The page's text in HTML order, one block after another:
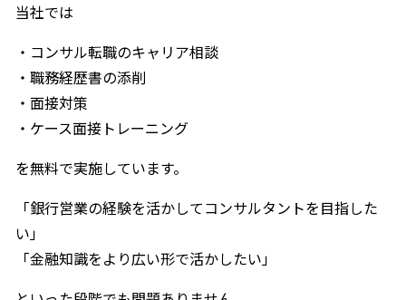
当社では
・コンサル転職のキャリア相談
・職務経歴書の添削
・面接対策
・ケース面接トレーニング
を無料で実施しています。
「銀行営業の経験を活かしてコンサルタントを目指した
い」
「金融知識をより広い形で活かしたい」